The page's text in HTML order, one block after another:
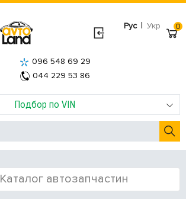
Рус | Укр
Подбор по VIN
096 548 69 29
044 229 53 86
0
Каталог автозапчастин